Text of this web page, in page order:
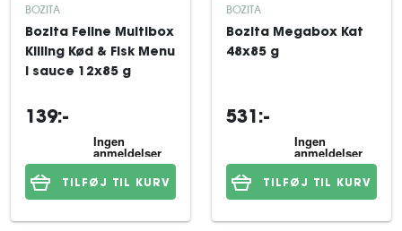
BOZITA
Bozita Feline Multibox
Killing Kød & Fisk Menu
i sauce 12x85 g
139:-
TILFØJ TIL KURV
BOZITA
Bozita Megabox Kat
48x85 g
531:-
TILFØJ TIL KURV